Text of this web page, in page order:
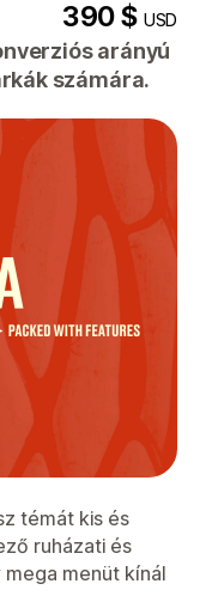
390 $USD
arányú
számára.
témát kis és
ruházati és
menüt kínál